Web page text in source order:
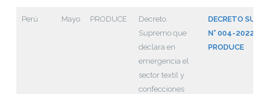
Perú Mayo PRODUCE
Decreto
Supremo que
declara en
emergencia el
sector textil y
confecciones
DECRETO
N° 004-2022-
PRODUCE